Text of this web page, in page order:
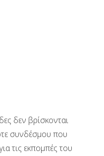
δεν βρίσκονται
συνδέσμου που
τις εκπομπές του